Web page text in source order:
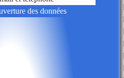
des données